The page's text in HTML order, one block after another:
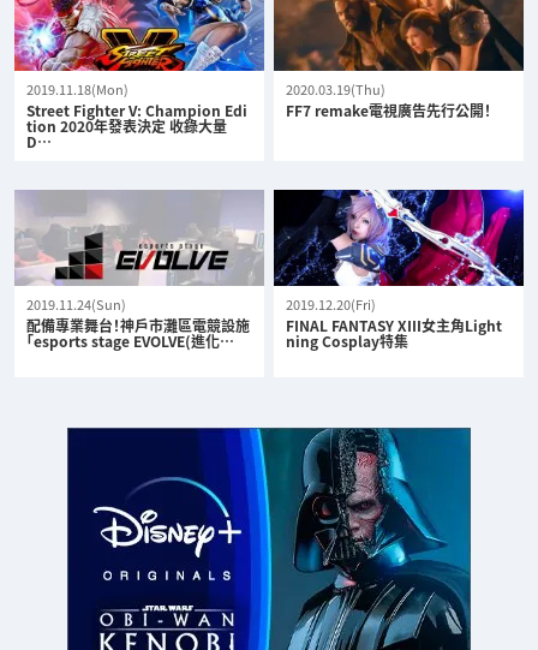
2019.11.18(Mon)
Street Fighter V: Champion Edi
tion 2020年發表決定 收錄大量
D…
2020.03.19(Thu)
FF7 remake電視廣告先行公開！
2019.11.24(Sun)
配備專業舞台！神戶市灘區電競設施
「esports stage EVOLVE(進化…
2019.12.20(Fri)
FINAL FANTASY XIII女主角Light
ning Cosplay特集